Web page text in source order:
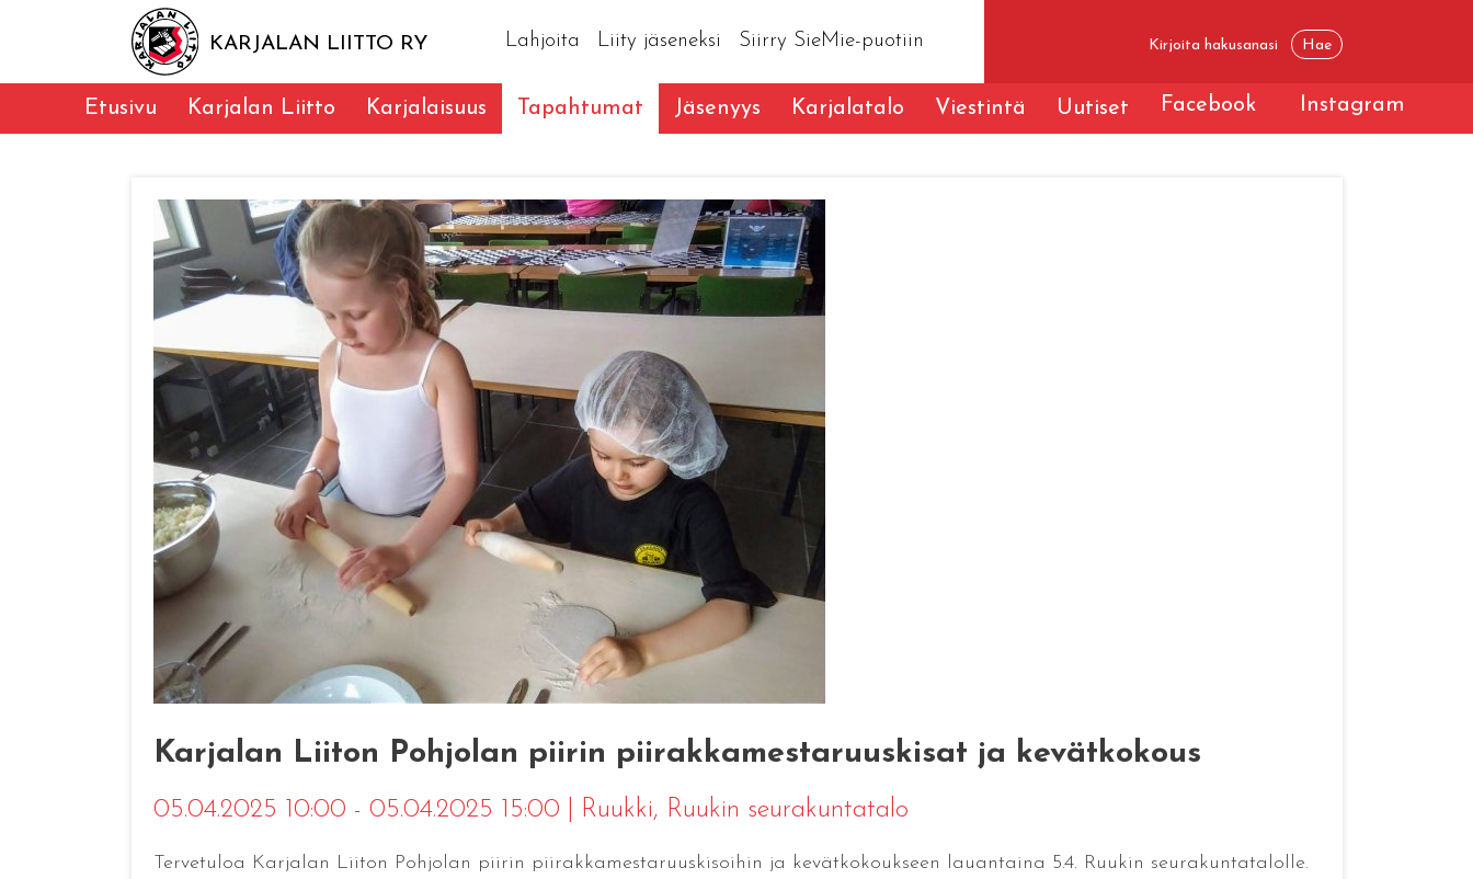
KARJALAN LIITTO RY Lahjoita Liity jäseneksi Siirry SieMie-puotiin
Etusivu Karjalan Liitto Karjalaisuus Tapahtumat Jäsenyys Karjalatalo Viestintä Uutiset Facebook Instagram
Karjalan Liiton Pohjolan piirin piirakkamestaruuskisat ja kevätkokous
05.04.2025 10:00 - 05.04.2025 15:00 Ruukki, Ruukin seurakuntatalo
Tervetuloa Karjalan Liiton Pohjolan piirin piirakkamestaruuskisoihin ja kevätkokoukseen lauantaina 5.4. Ruukin seurakuntatalolle.